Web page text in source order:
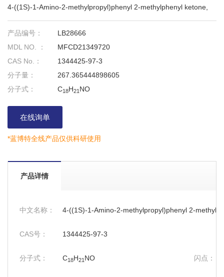
4-((1S)-1-Amino-2-methylpropyl)phenyl 2-methylphenyl ketone,
产品编号：
LB28666
MDL NO. ：
MFCD21349720
CAS No.：
1344425-97-3
分子量：
267.365444898605
分子式：
C18H21 NO
在线询单
*蓝博特全线产品仅供科研使用
产品详情
中文名称： 4-((1S)-1-Amino-2-methylpropyl)phenyl 2-
CAS号： 1344425-97-3
分子式： C18H21 NO 闪点：